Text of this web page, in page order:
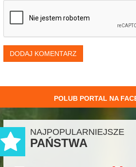
DODAJ KOMENTARZ
POLUB PORTAL NA
NAJPOPULARNIEJSZE
PAŃSTWA